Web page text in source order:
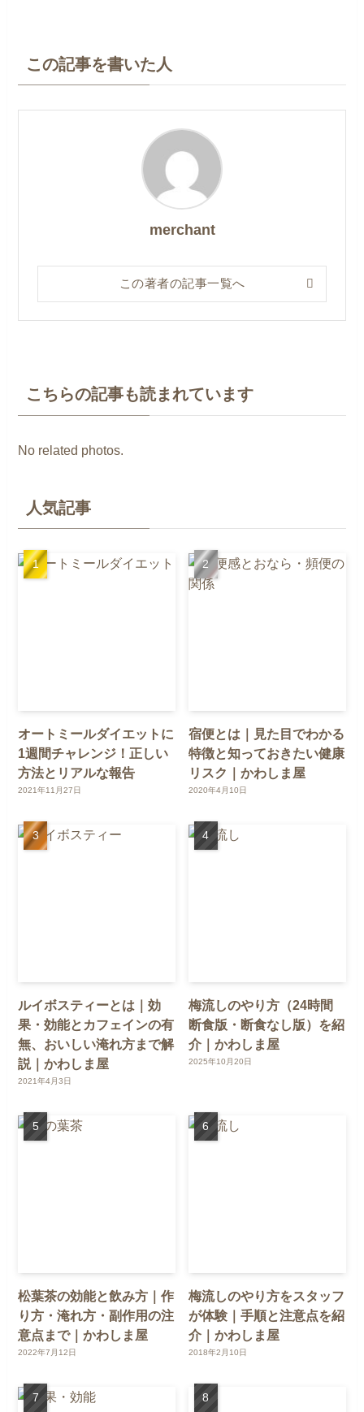
この記事を書いた人
merchant
この著者の記事一覧へ
こちらの記事も読まれています
No related photos.
人気記事
オートミールダイエットに
1週間チャレンジ！正しい
方法とリアルな報告
2021年11月27日
宿便とは｜見た目でわかる
特徴と知っておきたい健康
リスク｜かわしま屋
2020年4月10日
ルイボスティーとは｜効
果・効能とカフェインの有
無、おいしい淹れ方まで解
説｜かわしま屋
2021年4月3日
梅流しのやり方（24時間
断食版・断食なし版）を紹
介｜かわしま屋
2025年10月20日
松葉茶の効能と飲み方｜作
り方・淹れ方・副作用の注
意点まで｜かわしま屋
2022年7月12日
梅流しのやり方をスタッフ
が体験｜手順と注意点を紹
介｜かわしま屋
2018年2月10日